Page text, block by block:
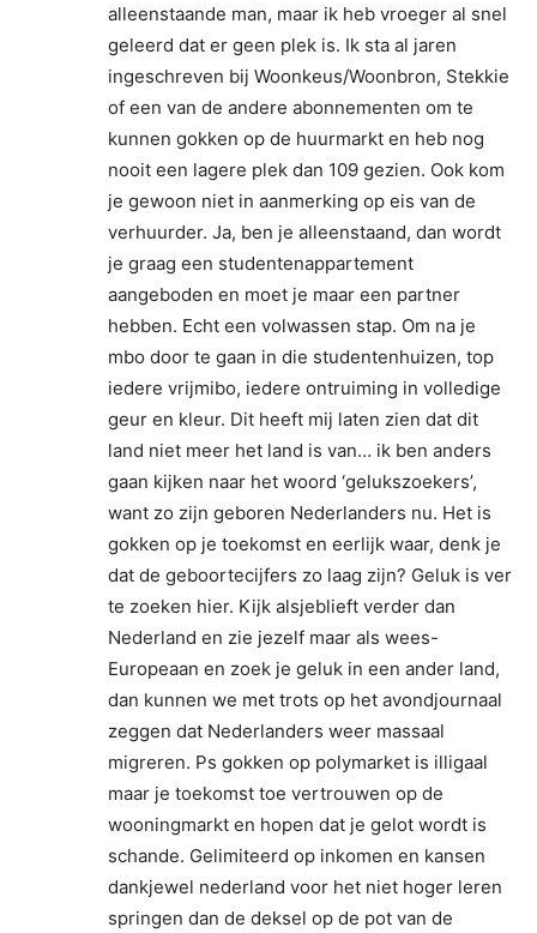
alleenstaande man, maar ik heb vroeger al snel
geleerd dat er geen plek is. Ik sta al jaren
ingeschreven bij Woonkeus/Woonbron, Stekkie
of een van de andere abonnementen om te
kunnen gokken op de huurmarkt en heb nog
nooit een lagere plek dan 109 gezien. Ook kom
je gewoon niet in aanmerking op eis van de
verhuurder. Ja, ben je alleenstaand, dan wordt
je graag een studentenappartement
aangeboden en moet je maar een partner
hebben. Echt een volwassen stap. Om na je
mbo door te gaan in die studentenhuizen, top
iedere vrijmibo, iedere ontruiming in volledige
geur en kleur. Dit heeft mij laten zien dat dit
land niet meer het land is van… ik ben anders
gaan kijken naar het woord ‘gelukszoekers’,
want zo zijn geboren Nederlanders nu. Het is
gokken op je toekomst en eerlijk waar, denk je
dat de geboortecijfers zo laag zijn? Geluk is ver
te zoeken hier. Kijk alsjeblieft verder dan
Nederland en zie jezelf maar als wees-
Europeaan en zoek je geluk in een ander land,
dan kunnen we met trots op het avondjournaal
zeggen dat Nederlanders weer massaal
migreren. Ps gokken op polymarket is illigaal
maar je toekomst toe vertrouwen op de
wooningmarkt en hopen dat je gelot wordt is
schande. Gelimiteerd op inkomen en kansen
dankjewel nederland voor het niet hoger leren
springen dan de deksel op de pot van de